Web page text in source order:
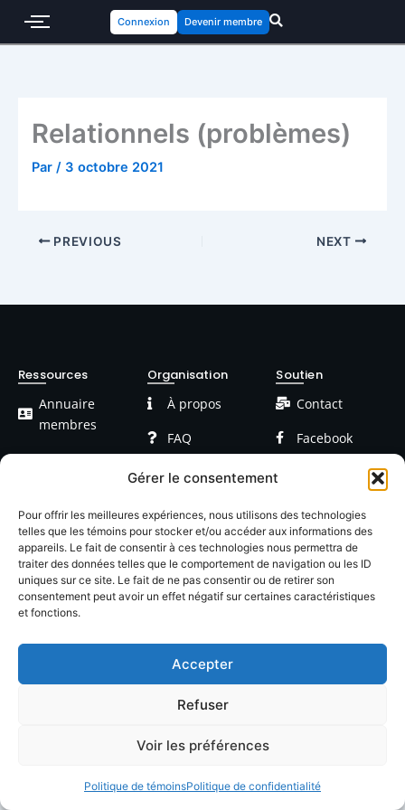
Gérer le consentement
Pour offrir les meilleures expériences, nous utilisons des technologies
telles que les témoins pour stocker et/ou accéder aux informations des
appareils. Le fait de consentir à ces technologies nous permettra de
traiter des données telles que le comportement de navigation ou les ID
uniques sur ce site. Le fait de ne pas consentir ou de retirer son
consentement peut avoir un effet négatif sur certaines caractéristiques
et fonctions.
Accepter
Refuser
Voir les préférences
Politique de témoinsPolitique de confidentialité
Connexion Devenir membre
Relationnels (problèmes)
Par / 3 octobre 2021
PREVIOUS NEXT
Ressources
Annuaire
membres
Devenir
Blog / Articles
Organisation
À propos
FAQ
Formations
Événements
Soutien
Contact
Facebook
Confidentialté